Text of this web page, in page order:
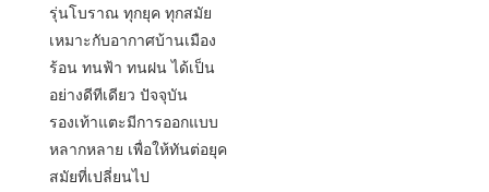
รุ่นโบราณ ทุกยุค ทุกสมัย
เหมาะกับอากาศบ้านเมือง
ร้อน ทนฟ้า ทนฝน ได้เป็น
อย่างดีทีเดียว ปัจจุบัน
รองเท้าแตะมีการออกแบบ
หลากหลาย เพื่อให้ทันต่อยุค
สมัยที่เปลี่ยนไป